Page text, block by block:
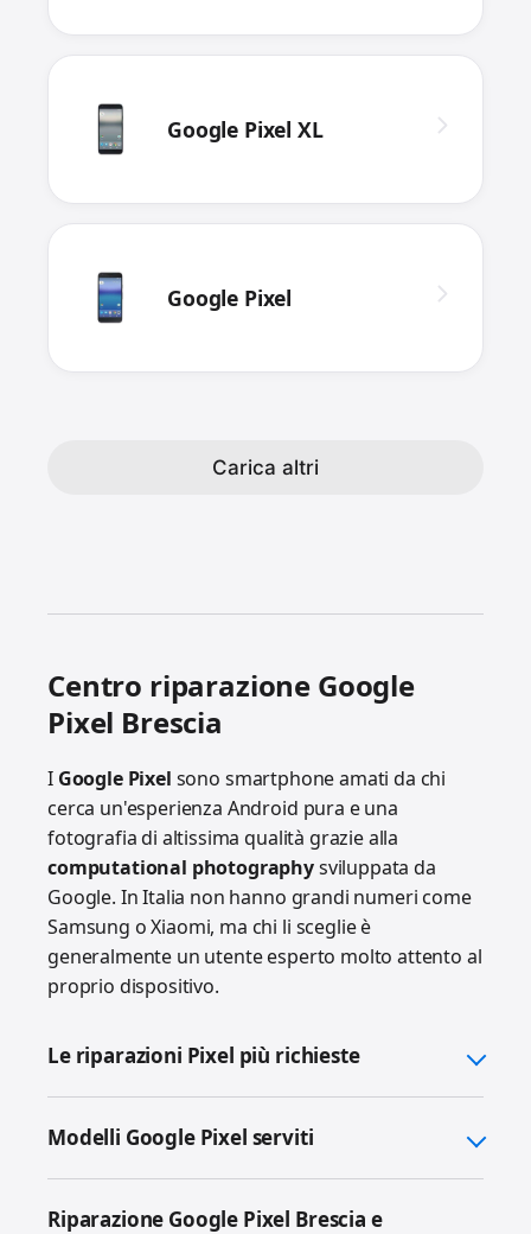
Google Pixel XL
Google Pixel
Carica altri
Centro riparazione Google
Pixel Brescia
I Google Pixel sono smartphone amati da chi
cerca un'esperienza Android pura e una
fotografia di altissima qualità grazie alla
computational photographysviluppata da
Google. In Italia non hanno grandi numeri come
Samsung o Xiaomi, ma chi li sceglie è
generalmente un utente esperto molto attento al
proprio dispositivo.
Le riparazioni Pixel più richieste
Modelli Google Pixel serviti
Riparazione Google Pixel Brescia e